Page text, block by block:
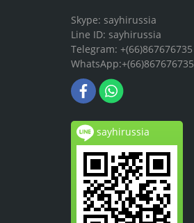
Skype: sayhirussia
Line ID: sayhirussia
Telegram: +(66)867676735
WhatsApp:+(66)867676735
sayhirussia